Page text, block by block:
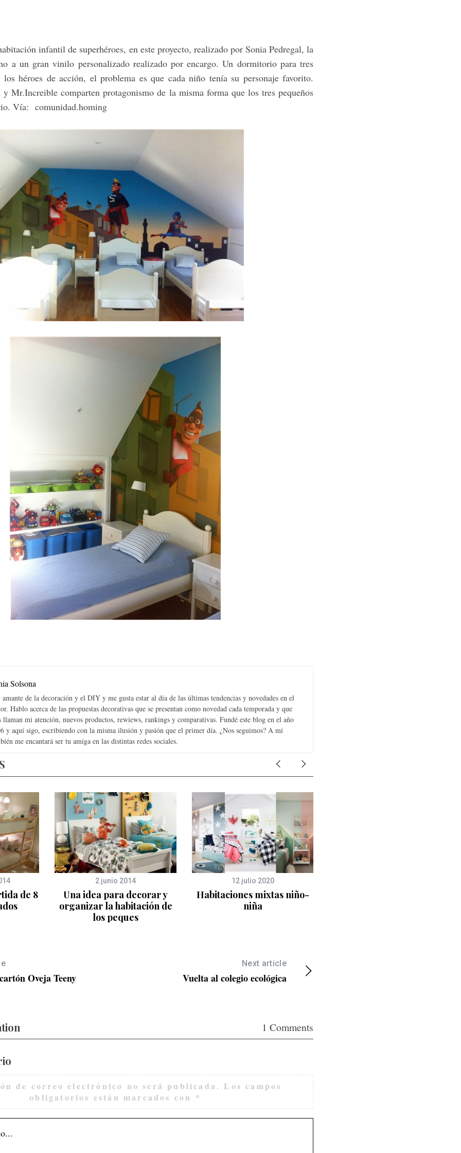
infantil de superhéroes, en este proyecto, realizado por Sonia Pedregal, la
a un gran vinilo personalizado realizado por encargo. Un dormitorio para tres
los héroes de acción, el problema es que cada niño tenía su personaje favorito.
y Mr.Increible comparten protagonismo de la misma forma que los tres pequeños
Vía: comunidad.homing
Solsona
amante de la decoración y el DIY y me gusta estar al día de las últimas tendencias y novedades en el
Hablo acerca de las propuestas decorativas que se presentan como novedad cada temporada y que
llaman mi atención, nuevos productos, rewiews, rankings y comparativas. Fundé este blog en el año
y aquí sigo, escribiendo con la misma ilusión y pasión que el primer día. ¿Nos seguimos? A mí
me encantará ser tu amiga en las distintas redes sociales.
de 8
2 junio 2014
Una idea para decorar y
organizar la habitación de
los peques
12 julio 2020
Habitaciones mixtas niño-
niña
Oveja Teeny
Next article
Vuelta al colegio ecológica
1 Comments
de correo electrónico no será publicada. Los campos
obligatorios están marcados con *